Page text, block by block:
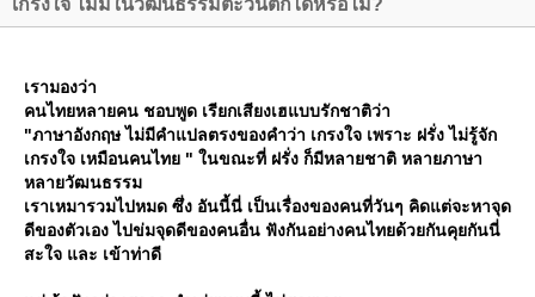
เกรงใจ ไม่มีในวัฒนธรรมตะวันตกได้หรือไม่?
เรามองว่า
คนไทยหลายคน ชอบพูด เรียกเสียงเฮแบบรักชาติว่า
"ภาษาอังกฤษ ไม่มีคำแปลตรงของคำว่า เกรงใจ เพราะ ฝรั่ง ไม่รู้จัก
เกรงใจ เหมือนคนไทย " ในขณะที่ ฝรั่ง ก็มีหลายชาติ หลายภาษา
หลายวัฒนธรรม
เราเหมารวมไปหมด ซึ่ง อันนี้นี่ เป็นเรื่องของคนที่วันๆ คิดแต่จะหาจุด
ดีของตัวเอง ไปข่มจุดดีของคนอื่น ฟังกันอย่างคนไทยด้วยกันคุยกันนี่
สะใจ และ เข้าท่าดี